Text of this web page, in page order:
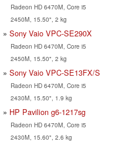
Radeon HD 6470M, Core i5
2450M, 15.50", 2 kg
Sony Vaio VPC-SE290X
Radeon HD 6470M, Core i5
2450M, 15.50", 2 kg
Sony Vaio VPC-SE13FX/S
Radeon HD 6470M, Core i5
2430M, 15.50", 1.9 kg
HP Pavilion g6-1217sg
Radeon HD 6470M, Core i5
2430M, 15.60", 2.6 kg